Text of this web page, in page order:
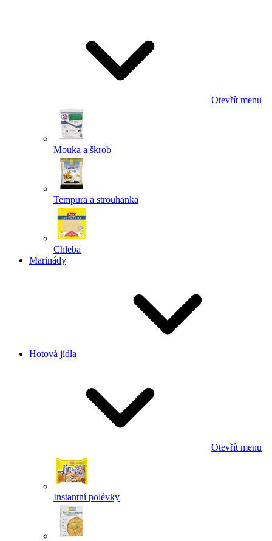
Otevřít menu
Mouka a škrob
Tempura a strouhanka
Chleba
Marinády
Hotová jídla
Otevřít menu
Instantní polévky
Powered by chaterimo